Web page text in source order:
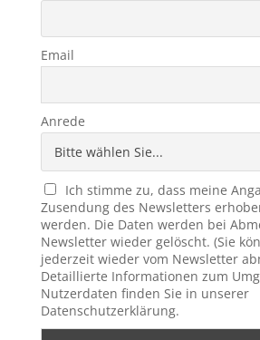
Email
Anrede
Ich stimme zu, dass meine
Zusendung des Newsletters
werden. Die Daten werden bei
Newsletter wieder gelöscht. (Sie
jederzeit wieder vom Newsletter
Detaillierte Informationen zum
Nutzerdaten finden Sie in unserer
Datenschutzerklärung.